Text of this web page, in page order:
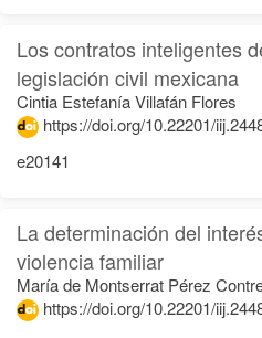
Los contratos inteligentes
legislación civil mexicana
Cintia Estefanía Villafán Flores
https://doi.org/10.22201/
e20141
La determinación del
violencia familiar
María de Montserrat Pérez
https://doi.org/10.22201/